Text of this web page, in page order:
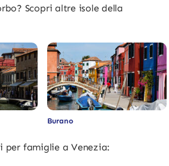
Scopri altre isole della
Burano
per famiglie a Venezia: